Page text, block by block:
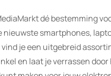
dé bestemming
nieuwste smartphones,
je een uitgebreid
en laat je verrassen